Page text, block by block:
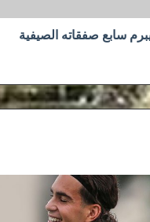
سابع صفقاته الصيفية